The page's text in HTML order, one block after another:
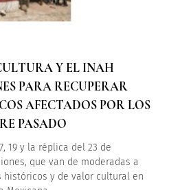
Y EL INAH
PARA RECUPERAR
AFECTADOS POR LOS
PASADO
19 y la réplica del 23 de
que van de moderadas a
históricos y de valor cultural en